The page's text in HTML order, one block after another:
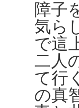
障子
気ら
で這
二人
て行
の真